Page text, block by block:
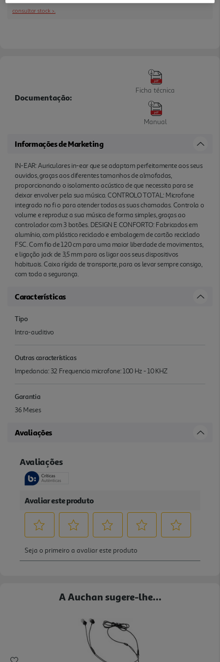
Com fio de 120 cm para uma maior liberdade de
consultar stock >.
Documentação:
Ficha técnica
Manual
Informações de Marketing
IN-EAR: Auriculares in-ear que se adaptam perfeitamente aos seus
ouvidos, graças aos diferentes tamanhos de almofadas,
proporcionando o isolamento acústico de que necessita para se
deixar envolver pela sua música. CONTROLO TOTAL: Microfone
integrado no fi o para atender todas as suas chamadas. Controla o
volume e reproduz a sua música de forma simples, graças ao
controlador com 3 botões. DESIGN E CONFORTO: Fabricados em
alumínio, com plástico reciclado e embalagem de cartão reciclado
FSC. Com fio de 120 cm para uma maior liberdade de movimentos,
e ligação jack de 3,5 mm para os ligar aos seus dispositivos
habituais. Caixa rígida de transporte, para os levar sempre consigo,
com toda a segurança.
Características
Tipo
Intra-auditivo
Outras características
Impedancia: 32 Frequencia microfone: 100 Hz - 10 KHZ
Garantia
36 Meses
Avaliações
A Auchan sugere-lhe...